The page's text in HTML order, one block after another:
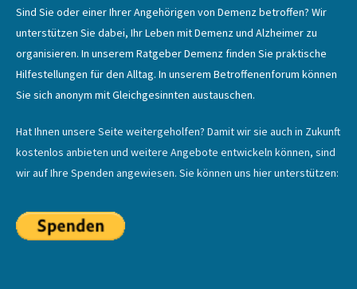
Sind Sie oder einer Ihrer Angehörigen von Demenz betroffen? Wir
unterstützen Sie dabei, Ihr Leben mit Demenz und Alzheimer zu
organisieren. In unserem Ratgeber Demenz finden Sie praktische
Hilfestellungen für den Alltag. In unserem Betroffenenforum können
Sie sich anonym mit Gleichgesinnten austauschen.
Hat Ihnen unsere Seite weitergeholfen? Damit wir sie auch in Zukunft
kostenlos anbieten und weitere Angebote entwickeln können, sind
wir auf Ihre Spenden angewiesen. Sie können uns hier unterstützen: